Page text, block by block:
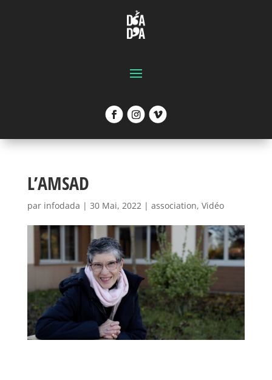
L’AMSAD
par infodada | 30 Mai, 2022| association, Vidéo